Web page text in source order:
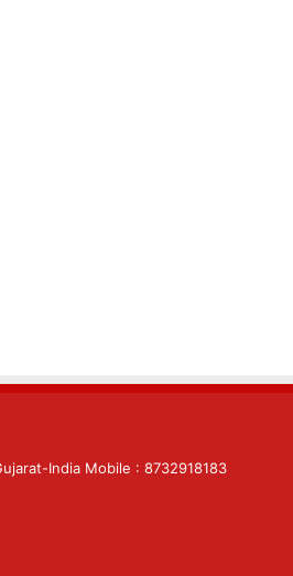
India Mobile : 8732918183